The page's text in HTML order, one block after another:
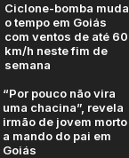
Ciclone-bomba muda
o tempo em Goiás
com ventos de até 60
km/h neste fim de
semana
“Por pouco não vira
uma chacina”, revela
irmão de jovem morto
a mando do pai em
Goiás